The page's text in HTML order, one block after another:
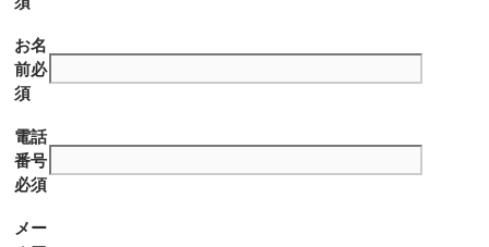
お名
前必
須
電話
番号
必須
メー